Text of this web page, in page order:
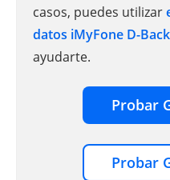
casos, puedes utilizar
datos iMyFone D-
ayudarte.
Probar
Probar